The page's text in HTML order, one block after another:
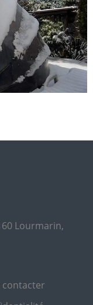
Lourmarin,
contacter